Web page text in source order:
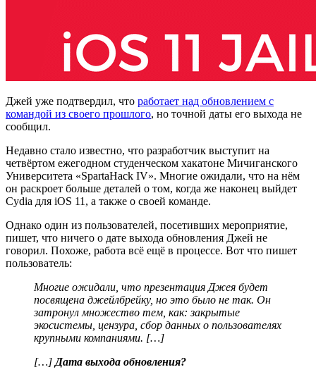
Джей уже подтвердил, что работает над обновлением с
командой из своего прошлого, но точной даты его выхода не
сообщил.
Недавно стало известно, что разработчик выступит на
четвёртом ежегодном студенческом хакатоне Мичиганского
Университета «SpartaHack IV». Многие ожидали, что на нём
он раскроет больше деталей о том, когда же наконец выйдет
Cydia для iOS 11, а также о своей команде.
Однако один из пользователей, посетивших мероприятие,
пишет, что ничего о дате выхода обновления Джей не
говорил. Похоже, работа всё ещё в процессе. Вот что пишет
пользователь:
Многие ожидали, что презентация Джея будет
посвящена джейлбрейку, но это было не так. Он
затронул множество тем, как: закрытые
экосистемы, цензура, сбор данных о пользователях
крупными компаниями. […]
[…] Дата выхода обновления?